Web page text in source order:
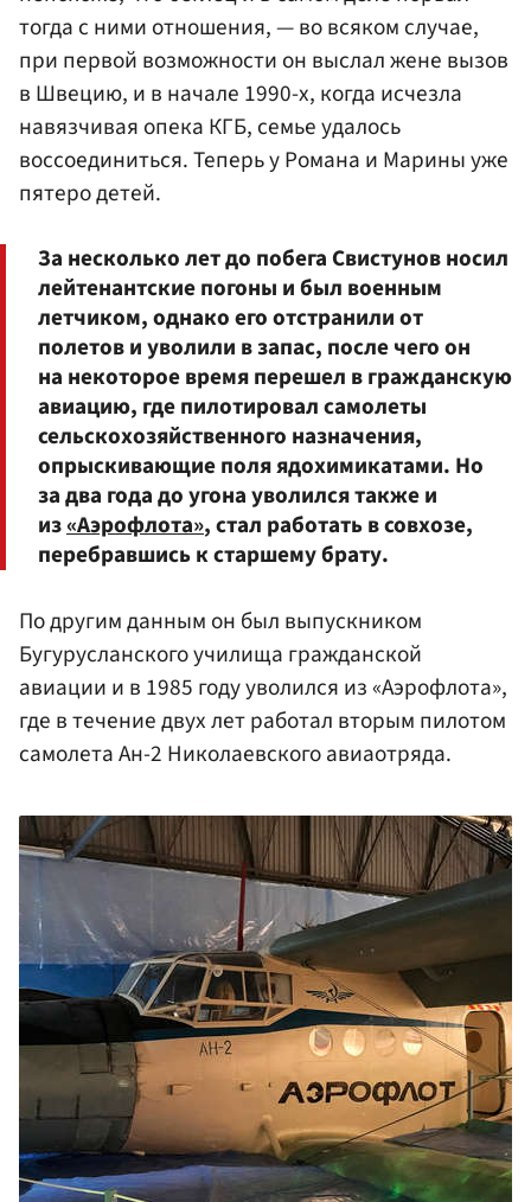
тогда с ними отношения, — во всяком случае,
при первой возможности он выслал жене вызов
в Швецию, и в начале 1990-х, когда исчезла
навязчивая опека КГБ, семье удалось
воссоединиться. Теперь у Романа и Марины уже
пятеро детей.
За несколько лет до побега Свистунов носил
лейтенантские погоны и был военным
летчиком, однако его отстранили от
полетов и уволили в запас, после чего он
на некоторое время перешел в гражданскую
авиацию, где пилотировал самолеты
сельскохозяйственного назначения,
опрыскивающие поля ядохимикатами. Но
за два года до угона уволился также и
из«Аэрофлота», стал работать в совхозе,
перебравшись к старшему брату.
По другим данным он был выпускником
Бугурусланского училища гражданской
авиации и в 1985 году уволился из «Аэрофлота»,
где в течение двух лет работал вторым пилотом
самолета Ан-2 Николаевского авиаотряда.